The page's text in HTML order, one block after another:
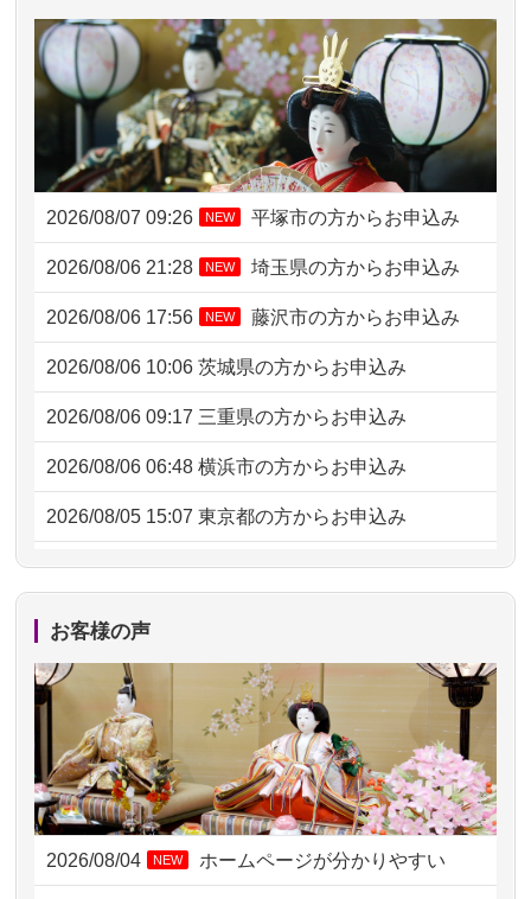
2026/08/07 09:26 NEW 平塚市の方からお申込み
2026/08/06 21:28 NEW 埼玉県の方からお申込み
2026/08/06 17:56 NEW 藤沢市の方からお申込み
2026/08/06 10:06 茨城県の方からお申込み
2026/08/06 09:17 三重県の方からお申込み
2026/08/06 06:48 横浜市の方からお申込み
2026/08/05 15:07 東京都の方からお申込み
2026/08/05 11:33 神奈川の方からお申込み
2026/08/04 17:34
2026/08/04 15:40 千葉県の方からお申込み
2026/08/04 14:04 東京都の方からお申込み
2026/08/04 00:38 中野区の方からお申込み
2026/08/03 21:17 愛知県の方からお申込み
2026/08/02 18:47 虎ノ門の方からお申込み
お客様の声
2026/08/04 NEW ホームページが分かりやすい